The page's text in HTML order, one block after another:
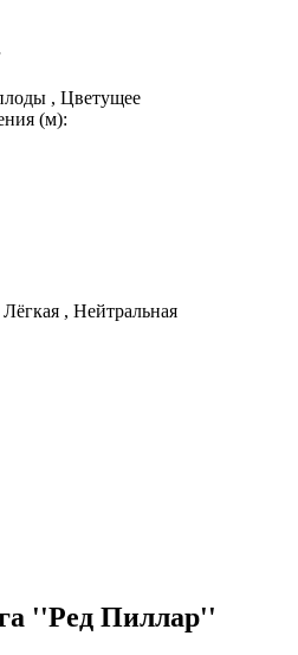
, Цветущее
(м):
, Нейтральная
''Ред Пиллар''